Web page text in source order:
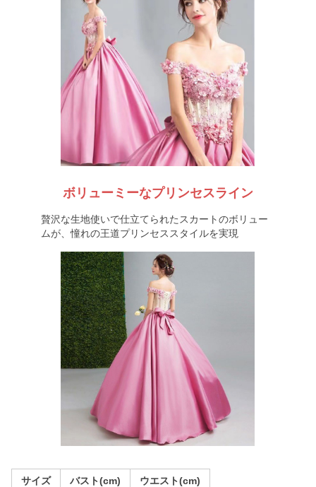
ボリューミーなプリンセスライン
贅沢な生地使いで仕立てられたスカートのボリュー
ムが、憧れの王道プリンセススタイルを実現
サイズ バスト(cm) ウエスト(cm)